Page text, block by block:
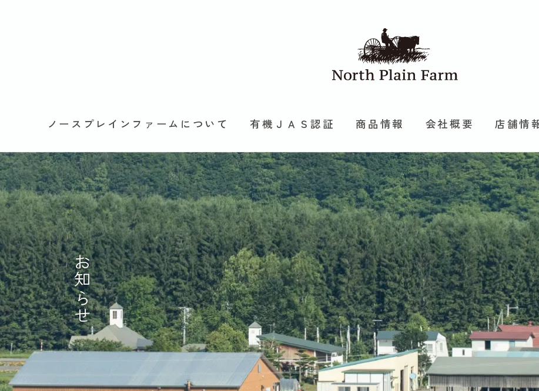
ノースプレインファームについて 有機ＪＡＳ認証 商品情報 会社概要 店舗情
お知らせ